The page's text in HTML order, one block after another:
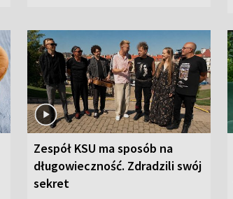
Zespół KSU ma sposób na
długowieczność. Zdradzili swój
sekret